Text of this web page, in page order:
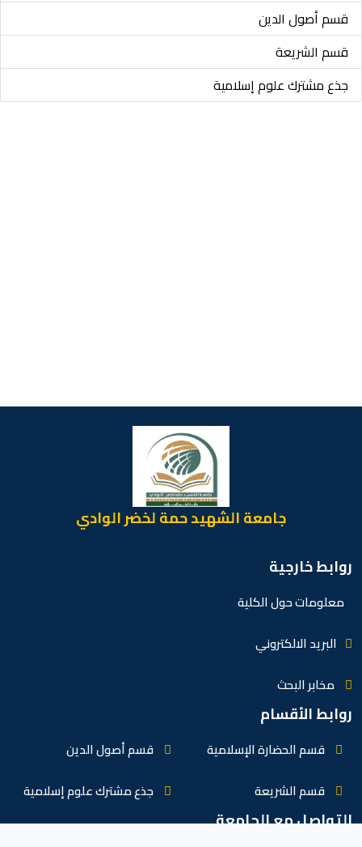
علوم إسلامية
جامعة الشهيد حمة لخضر الوادي
الكلية
الإسلامية
قسم أصول الدين
جذع مشترك علوم إسلامية
الجامعة